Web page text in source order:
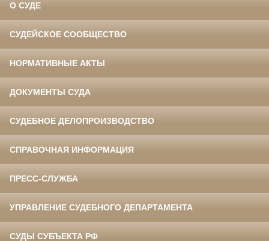
О СУДЕ
СУДЕЙСКОЕ СООБЩЕСТВО
НОРМАТИВНЫЕ АКТЫ
ДОКУМЕНТЫ СУДА
СУДЕБНОЕ ДЕЛОПРОИЗВОДСТВО
СПРАВОЧНАЯ ИНФОРМАЦИЯ
ПРЕСС-СЛУЖБА
УПРАВЛЕНИЕ СУДЕБНОГО ДЕПАРТАМЕНТА
СУДЫ СУБЪЕКТА РФ